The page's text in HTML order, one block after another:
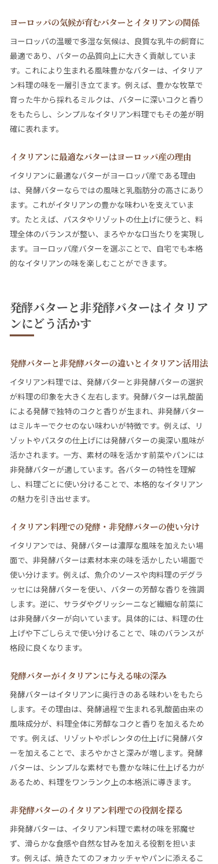
ヨーロッパの気候が育むバターとイタリアンの関係
ヨーロッパの温暖で多湿な気候は、良質な乳牛の飼育に
最適であり、バターの品質向上に大きく貢献していま
す。これにより生まれる風味豊かなバターは、イタリア
ン料理の味を一層引き立てます。例えば、豊かな牧草で
育った牛から採れるミルクは、バターに深いコクと香り
をもたらし、シンプルなイタリアン料理でもその差が明
確に表れます。
イタリアンに最適なバターはヨーロッパ産の理由
イタリアンに最適なバターがヨーロッパ産である理由
は、発酵バターならではの風味と乳脂肪分の高さにあり
ます。これがイタリアンの豊かな味わいを支えていま
す。たとえば、パスタやリゾットの仕上げに使うと、料
理全体のバランスが整い、まろやかな口当たりを実現し
ます。ヨーロッパ産バターを選ぶことで、自宅でも本格
的なイタリアンの味を楽しむことができます。
発酵バターと非発酵バターはイタリア
ンにどう活かす
発酵バターと非発酵バターの違いとイタリアン活用法
イタリアン料理では、発酵バターと非発酵バターの選択
が料理の印象を大きく左右します。発酵バターは乳酸菌
による発酵で独特のコクと香りが生まれ、非発酵バター
はミルキーでクセのない味わいが特徴です。例えば、リ
ゾットやパスタの仕上げには発酵バターの奥深い風味が
活かされます。一方、素材の味を活かす前菜やパンには
非発酵バターが適しています。各バターの特性を理解
し、料理ごとに使い分けることで、本格的なイタリアン
の魅力を引き出せます。
イタリアン料理での発酵・非発酵バターの使い分け
イタリアンでは、発酵バターは濃厚な風味を加えたい場
面で、非発酵バターは素材本来の味を活かしたい場面で
使い分けます。例えば、魚介のソースや肉料理のデグラ
ッセには発酵バターを使い、バターの芳醇な香りを強調
します。逆に、サラダやグリッシーニなど繊細な前菜に
は非発酵バターが向いています。具体的には、料理の仕
上げや下ごしらえで使い分けることで、味のバランスが
格段に良くなります。
発酵バターがイタリアンに与える味の深み
発酵バターはイタリアンに奥行きのある味わいをもたら
します。その理由は、発酵過程で生まれる乳酸菌由来の
風味成分が、料理全体に芳醇なコクと香りを加えるため
です。例えば、リゾットやポレンタの仕上げに発酵バタ
ーを加えることで、まろやかさと深みが増します。発酵
バターは、シンプルな素材でも豊かな味に仕上げる力が
あるため、料理をワンランク上の本格派に導きます。
非発酵バターのイタリアン料理での役割を探る
非発酵バターは、イタリアン料理で素材の味を邪魔せ
ず、滑らかな食感や自然な甘みを加える役割を担いま
す。例えば、焼きたてのフォカッチャやパンに添えるこ